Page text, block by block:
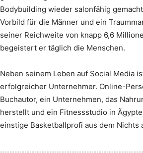
Bodybuilding wieder salonfähig
Vorbild für die Männer und ein
seiner Reichweite von knapp 6,6
begeistert er täglich die Menschen.
Neben seinem Leben auf Social Media
erfolgreicher Unternehmer. Online-
Buchautor, ein Unternehmen, das
herstellt und ein Fitnessstudio in
einstige Basketballprofi aus dem Nichts